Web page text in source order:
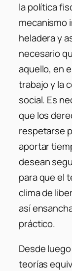
la política
mecanismo
heladera y
necesario
aquello, en
trabajo y la
social. Es
que los
respetarse
aportar
desean
para que el
clima de
así
práctico.
Desde
teorías